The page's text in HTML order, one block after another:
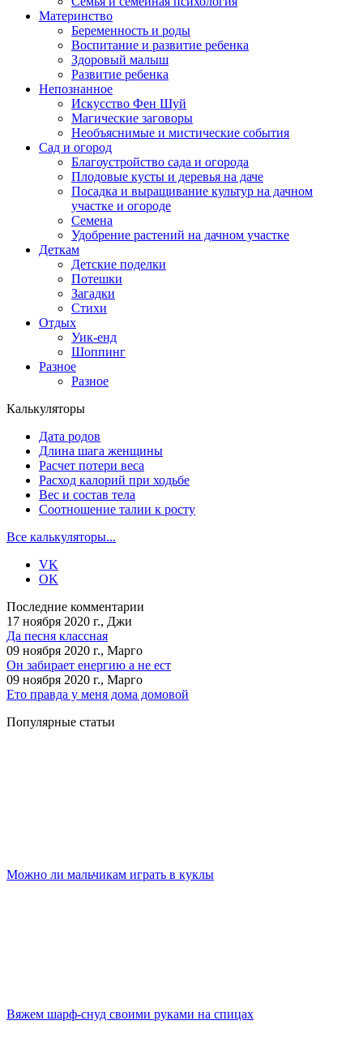
Материнство
Беременность и роды
Воспитание и развитие ребенка
Здоровый малыш
Развитие ребенка
Непознанное
Искусство Фен Шуй
Магические заговоры
Необъяснимые и мистические события
Сад и огород
Благоустройство сада и огорода
Плодовые кусты и деревья на даче
Посадка и выращивание культур на дачном
участке и огороде
Семена
Удобрение растений на дачном участке
Деткам
Детские поделки
Потешки
Загадки
Стихи
Отдых
Уик-енд
Шоппинг
Разное
Разное
Калькуляторы
Дата родов
Длина шага женщины
Расчет потери веса
Расход калорий при ходьбе
Вес и состав тела
Соотношение талии к росту
Все калькуляторы...
VK
OK
Последние комментарии
17 ноября 2020 г., Джи
Да песня классная
09 ноября 2020 г., Марго
Он забирает енергию а не ест
09 ноября 2020 г., Марго
Ето правда у меня дома домовой
Популярные статьи
Можно ли мальчикам играть в куклы
Вяжем шарф-снуд своими руками на спицах